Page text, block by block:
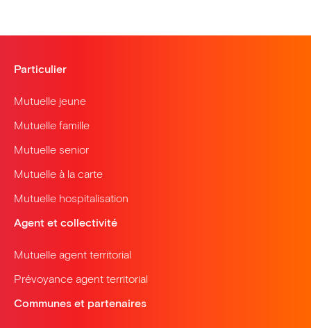
Particulier
Mutuelle jeune
Mutuelle famille
Mutuelle senior
Mutuelle à la carte
Mutuelle hospitalisation
Agent et collectivité
Mutuelle agent territorial
Prévoyance agent territorial
Communes et partenaires